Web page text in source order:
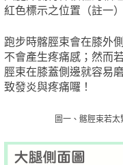
紅色標示之位置（註一
跑步時髂脛束會在膝外
不會產生疼痛感；然而
脛束在膝蓋側邊就容易
致發炎與疼痛囉！
圖一、髂脛束若